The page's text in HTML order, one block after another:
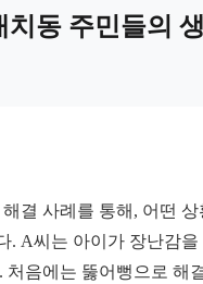
치동 주민들의
결 사례를 통해, 어떤 상
. A씨는 아이가 장난감을
처음에는 뚫어뻥으로 해